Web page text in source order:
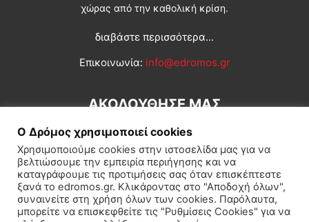
χώρας από την καθολική κρίση.
διαβάστε περισσότερα...
Επικοινωνία: info@edromos.gr
ΑΚΟΛΟΥΘΗΣΕ ΜΑΣ
Εγγραφή συνδρομητή Πολιτική Διεθνή Κοινωνία
Ο Δρόμος χρησιμοποιεί cookies
Χρησιμοποιούμε cookies στην ιστοσελίδα μας για να
βελτιώσουμε την εμπειρία περιήγησης και να
καταγράφουμε τις προτιμήσεις σας όταν επισκέπτεστε
ξανά το edromos.gr. Κλικάροντας στο "Αποδοχή όλων",
συναινείτε στη χρήση όλων των cookies. Παρόλαυτα,
μπορείτε να επισκεφθείτε τις "Ρυθμίσεις Cookies" για να